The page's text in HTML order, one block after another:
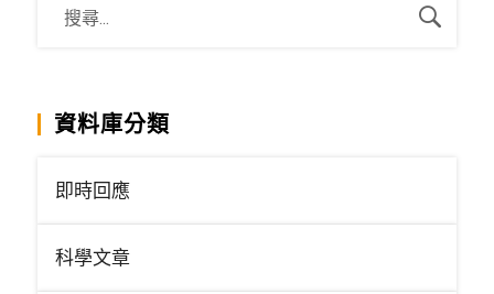
資料庫分類
即時回應
科學文章